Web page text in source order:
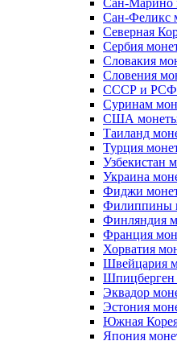
Сан-Марино
Сан-Феликс
Северная
Сербия
Словакия
Словения
СССР и
Суринам
США
Таиланд
Турция
Узбекистан
Украина
Фиджи
Филиппины
Финляндия
Франция
Хорватия
Швейцария
Шпицберген
Эквадор
Эстония
Южная
Япония